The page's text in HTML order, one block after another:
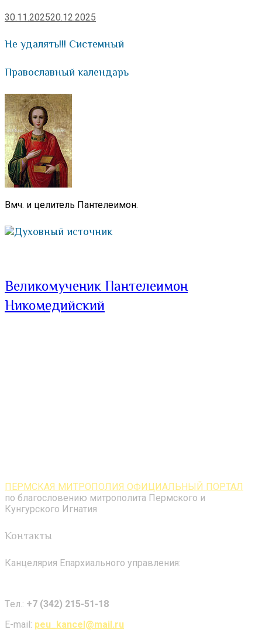
30.11.202520.12.2025
Не удалять!!! Системный
Православный календарь
Вмч. и целитель Пантелеимон.
Духовный источник
Великомученик Пантелеимон
Никомедийский
ПЕРМСКАЯ МИТРОПОЛИЯ ОФИЦИАЛЬНЫЙ ПОРТАЛ
по благословению митрополита Пермского и
Кунгурского Игнатия
Контакты
Канцелярия Епархиального управления:
Tел.: +7 (342) 215-51-18
E-mail: peu_kancel@mail.ru